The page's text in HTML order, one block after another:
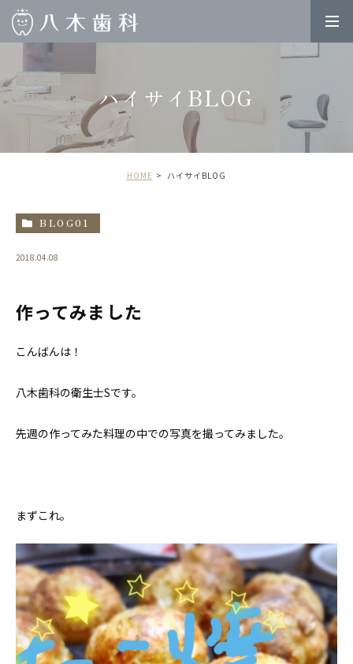
ハイサイBLOG
HOME ハイサイBLOG
BLOG01
2018.04.08
作ってみました
こんばんは！
八木歯科の衛生士Sです。
先週の作ってみた料理の中での写真を撮ってみました。
まずこれ。